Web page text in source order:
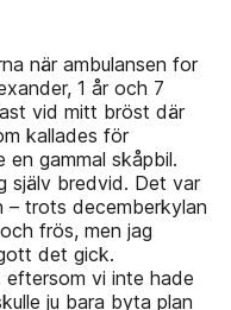
när ambulansen for
1 år och 7
vid mitt bröst där
kallades för
en gammal skåpbil.
själv bredvid. Det var
– trots decemberkylan
frös, men jag
det gick.
vi inte hade
ju bara byta plan